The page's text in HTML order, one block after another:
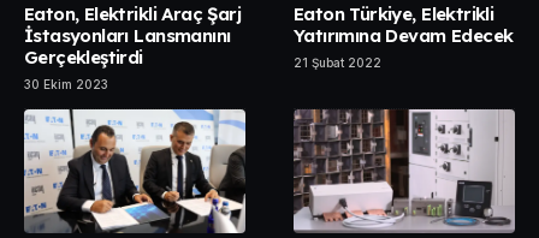
Eaton, Elektrikli Araç Şarj
İstasyonları Lansmanını
Gerçekleştirdi
30 Ekim 2023
Eaton Türkiye, Elektrikli
Yatırımına Devam Edecek
21 Şubat 2022